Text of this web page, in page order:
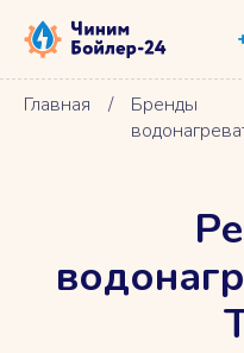
Главная /
Бренды